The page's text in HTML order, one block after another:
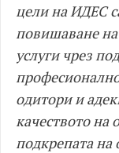
цели на ИДЕС
повишаване на
услуги чрез
одитори и
качеството на
подкрепата на